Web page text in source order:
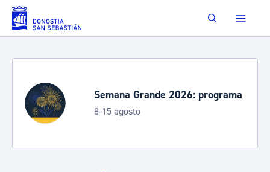
Saltar al contenido principal Buscar
Semana Grande 2026: programa
8-15 agosto